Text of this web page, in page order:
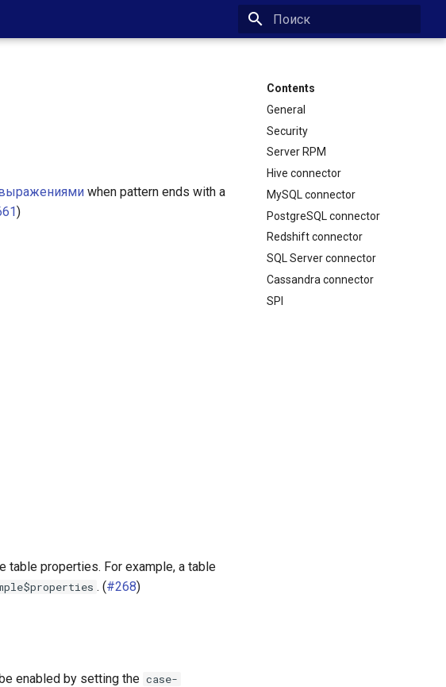
Contents
General
Security
Server RPM
Hive connector
MySQL connector
PostgreSQL connector
Redshift connector
SQL Server connector
Cassandra connector
SPI
when pattern ends with a
)
properties. For example, a table
. (#268)
enabled by setting the case-